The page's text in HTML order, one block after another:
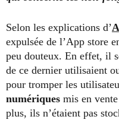
Selon les explications d’
expulsée de l’App store
peu douteux. En effet, il
de ce dernier utilisaient
pour tromper les
numériques mis en
plus, ils n’étaient pas